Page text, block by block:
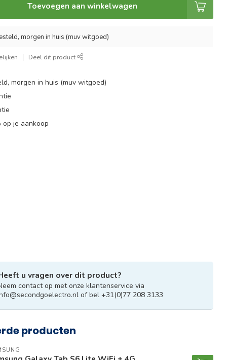
Toevoegen aan winkelwagen
morgen in huis (muv witgoed)
Deel dit product
morgen in huis (muv witgoed)
je aankoop
u vragen over dit product?
contact op met onze klantenservice via
of bel +31(0)77 208 3133
producten